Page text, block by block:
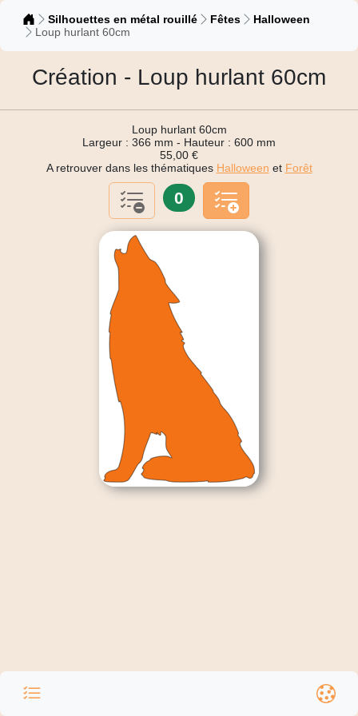
Catalogue
Silhouettes en métal rouillé Fêtes
Halloween
Loup hurlant 60cm
Création - Loup hurlant 60cm
Loup hurlant 60cm
Largeur : 366 mm - Hauteur : 600 mm
55,00 €
A retrouver dans les thématiques Halloween et Forêt
0